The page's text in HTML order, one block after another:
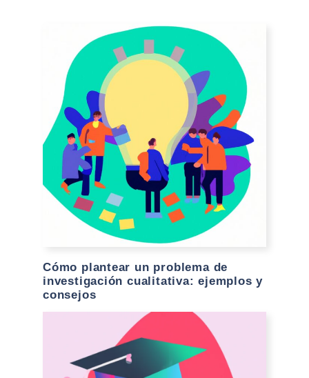
Cómo plantear un problema de
investigación cualitativa: ejemplos y
consejos